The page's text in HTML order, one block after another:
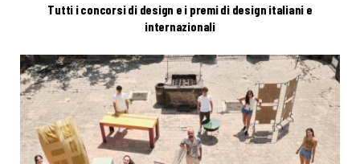
Tutti i concorsi di design e i premi di design italiani e
internazionali